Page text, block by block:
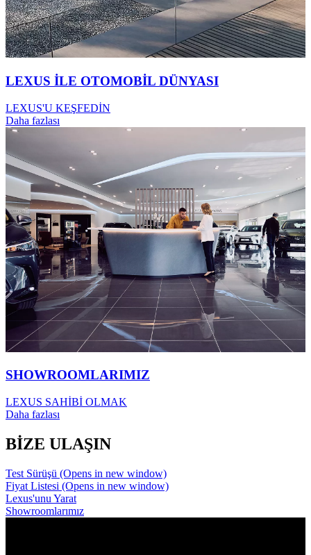
LEXUS İLE OTOMOBİL DÜNYASI
LEXUS'U KEŞFEDİN
Daha fazlası
SHOWROOMLARIMIZ
LEXUS SAHİBİ OLMAK
Daha fazlası
BİZE ULAŞIN
Test Sürüşü (Opens in new window)
Fiyat Listesi (Opens in new window)
Lexus'unu Yarat
Showroomlarımız